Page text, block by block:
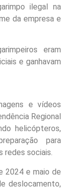
ilegal na
da empresa e
eram
e ganhavam
e vídeos
Regional
helicópteros,
para
redes sociais.
2024 e maio de
deslocamento,